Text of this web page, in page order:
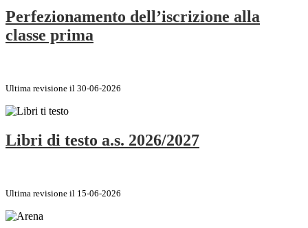
Perfezionamento dell’iscrizione alla
classe prima
Ultima revisione il 30-06-2026
Libri di testo a.s. 2026/2027
Ultima revisione il 15-06-2026